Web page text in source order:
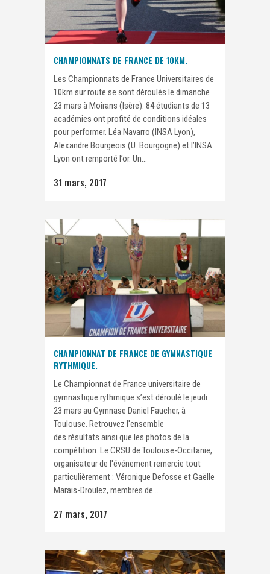
CHAMPIONNATS DE FRANCE DE 10KM.
Les Championnats de France Universitaires de
10km sur route se sont déroulés le dimanche
23 mars à Moirans (Isère). 84 étudiants de 13
académies ont profité de conditions idéales
pour performer. Léa Navarro (INSA Lyon),
Alexandre Bourgeois (U. Bourgogne) et l’INSA
Lyon ont remporté l’or. Un...
31 mars, 2017
CHAMPIONNAT DE FRANCE DE GYMNASTIQUE
RYTHMIQUE.
Le Championnat de France universitaire de
gymnastique rythmique s’est déroulé le jeudi
23 mars au Gymnase Daniel Faucher, à
Toulouse. Retrouvez l'ensemble
des résultats ainsi que les photos de la
compétition. Le CRSU de Toulouse-Occitanie,
organisateur de l'événement remercie tout
particulièrement : Véronique Defosse et Gaëlle
Marais-Droulez, membres de...
27 mars, 2017